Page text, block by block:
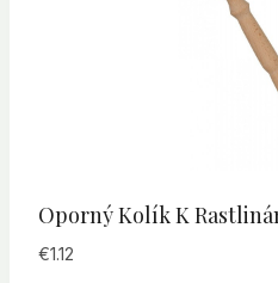
Oporný Kolík K
€1.12